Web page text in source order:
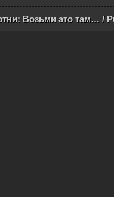
Возьми это там… /